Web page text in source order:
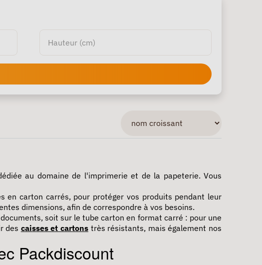
au domaine de l'imprimerie et de la papeterie. Vous
en carton carrés, pour protéger vos produits pendant leur
dimensions, afin de correspondre à vos besoins.
soit sur le tube carton en format carré : pour une
des caisses et cartonstrès résistants, mais également nos
Packdiscount